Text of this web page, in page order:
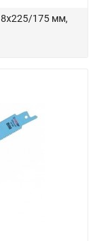
175 мм,